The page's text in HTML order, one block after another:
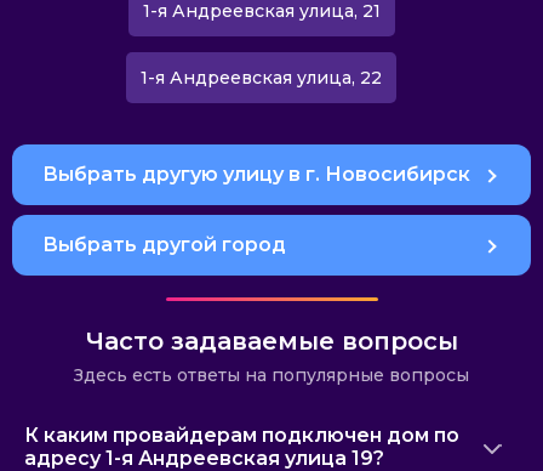
1-я Андреевская улица, 21
1-я Андреевская улица, 22
Выбрать другую улицу в г. Новосибирск
Выбрать другой город
Часто задаваемые вопросы
Здесь есть ответы на популярные вопросы
К каким провайдерам подключен дом по
адресу 1-я Андреевская улица 19?